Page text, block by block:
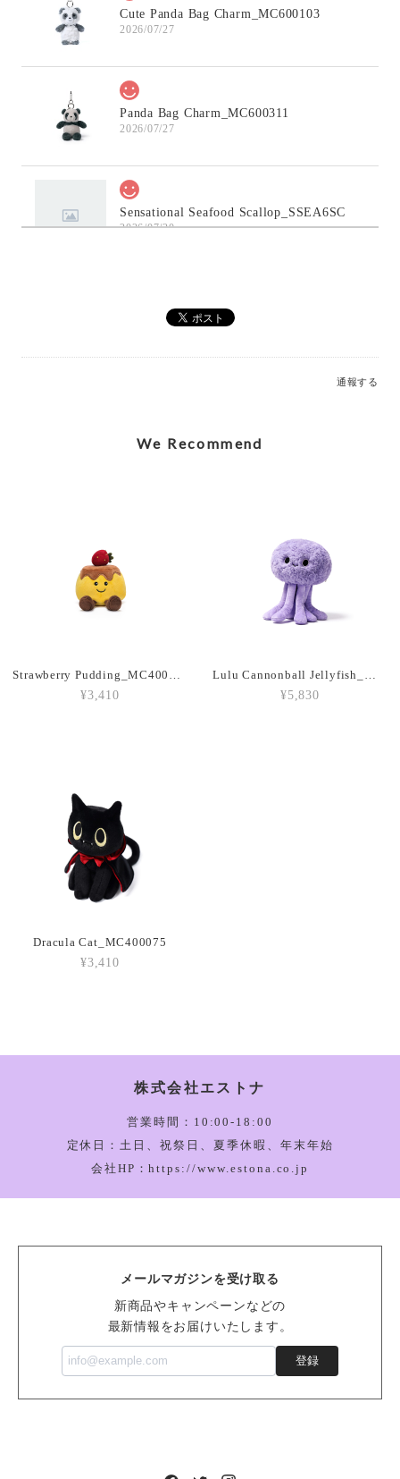
Cute Panda Bag Charm_MC600103
2026/07/27
Panda Bag Charm_MC600311
2026/07/27
Sensational Seafood Scallop_SSEA6SC
2026/07/20
2026/07/12
Amuseable Croissant_A2CRON
2026/03/05
2026/03/05
Vivacious Vegetable Pumpkin_VV6PUM
2026/03/05
Sensational Seafood Mussel_SSEA6M
通報する
We Recommend
Strawberry Pudding_MC400207
¥3,410
Lulu Cannonball Jellyfish_MC300155
¥5,830
Dracula Cat_MC400075
¥3,410
株式会社エストナ
営業時間：10:00-18:00
定休日：土日、祝祭日、夏季休暇、年末年始
会社HP：https://www.estona.co.jp
メールマガジンを受け取る
新商品やキャンペーンなどの
最新情報をお届けいたします。
登録